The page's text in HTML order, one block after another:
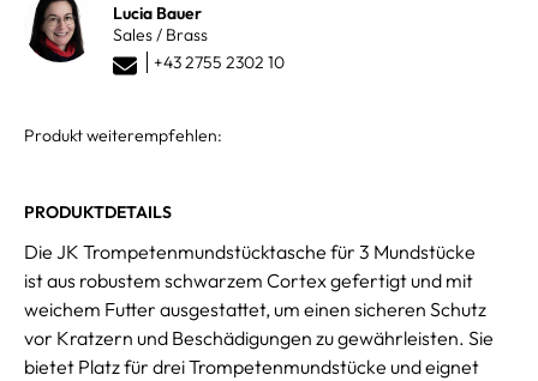
Lucia Bauer
Sales / Brass
+43 2755 2302 10
Produkt weiterempfehlen:
PRODUKTDETAILS
Die JK Trompetenmundstücktasche für 3 Mundstücke
ist aus robustem schwarzem Cortex gefertigt und mit
weichem Futter ausgestattet, um einen sicheren Schutz
vor Kratzern und Beschädigungen zu gewährleisten. Sie
bietet Platz für drei Trompetenmundstücke und eignet